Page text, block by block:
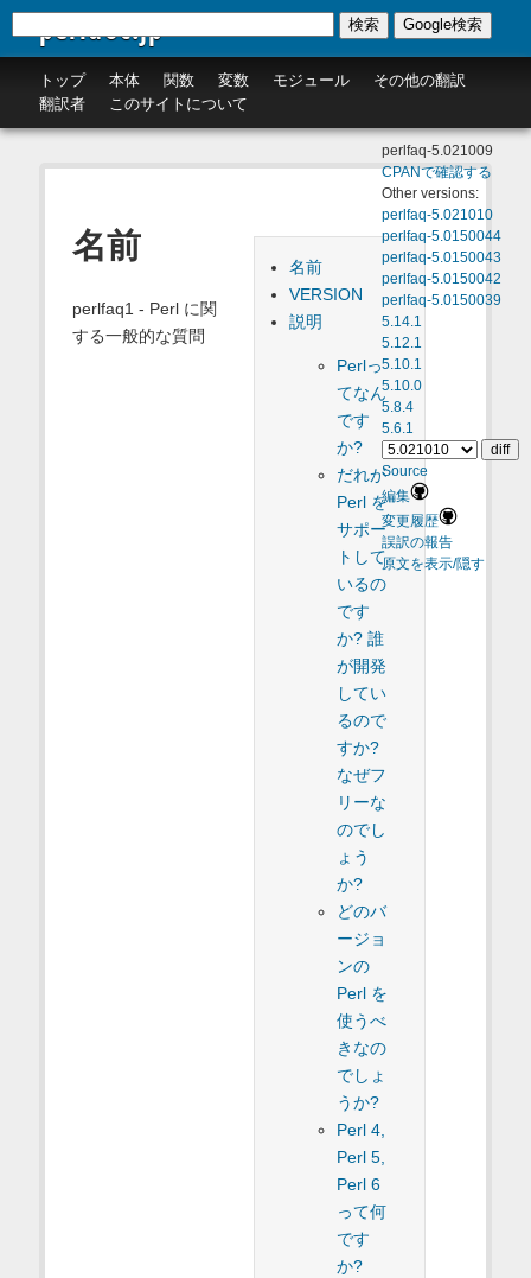
perldoc.jp
トップ 本体 関数 変数 モジュール
その他の翻訳
翻訳者
このサイトについて
検索 Google検索
perlfaq-5.021009
CPANで確認する
Other versions:
perlfaq-5.021010
perlfaq-5.0150044
perlfaq-5.0150043
perlfaq-5.0150042
perlfaq-5.0150039
5.14.1
5.12.1
5.10.1
5.10.0
5.8.4
5.6.1
Source
編集
変更履歴
誤訳の報告
原文を表示/隠す
名前
VERSION
説明
Perlっ
てなん
です
か?
だれが
Perl を
サポー
トして
いるの
です
か? 誰
が開発
してい
るので
すか?
なぜフ
リーな
のでし
ょう
か?
どのバ
ージョ
ンの
Perl を
使うべ
きなの
でしょ
うか?
Perl 4,
Perl 5,
Perl 6
って何
です
か?
名前
perlfaq1 - Perl に関
する一般的な質問